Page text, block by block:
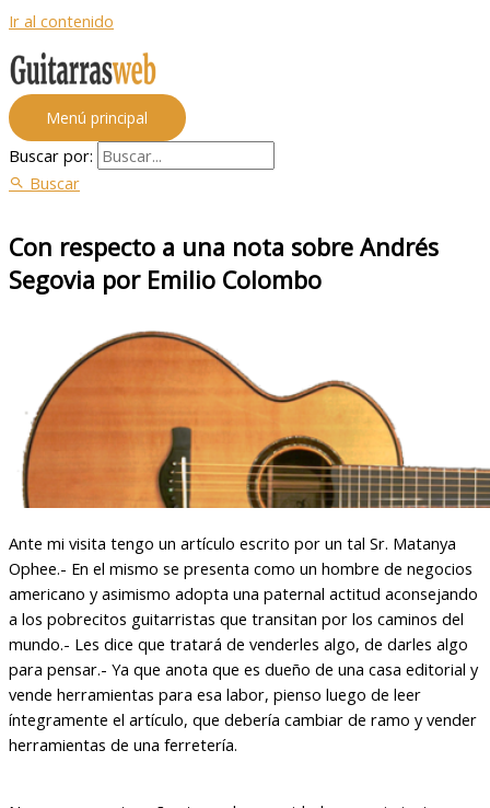
Ir al contenido
Menú principal
Buscar por:
Buscar
Con respecto a una nota sobre Andrés
Segovia por Emilio Colombo
Ante mi visita tengo un artículo escrito por un tal Sr. Matanya
Ophee.- En el mismo se presenta como un hombre de negocios
americano y asimismo adopta una paternal actitud aconsejando
a los pobrecitos guitarristas que transitan por los caminos del
mundo.- Les dice que tratará de venderles algo, de darles algo
para pensar.- Ya que anota que es dueño de una casa editorial y
vende herramientas para esa labor, pienso luego de leer
íntegramente el artículo, que debería cambiar de ramo y vender
herramientas de una ferretería.